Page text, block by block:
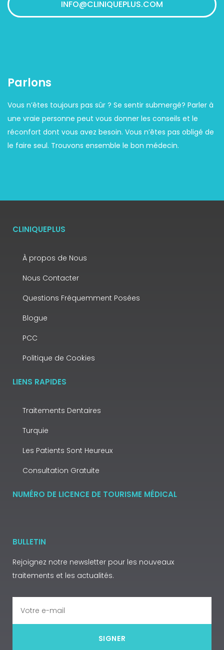
Parlons
Vous n’êtes toujours pas sûr ? Se sentir submergé? Parler à
une vraie personne peut vous donner les conseils et le
réconfort dont vous avez besoin. Vous n’êtes pas obligé de
le faire seul. Trouvons ensemble le bon médecin.
INFO@CLINIQUEPLUS.COM
CLINIQUEPLUS
À propos de Nous
Nous Contacter
Questions Fréquemment Posées
Blogue
PCC
Politique de Cookies
LIENS RAPIDES
Traitements Dentaires
Turquie
Les Patients Sont Heureux
Consultation Gratuite
NUMÉRO DE LICENCE DE TOURISME MÉDICAL
BULLETIN
Rejoignez notre newsletter pour les nouveaux
traitements et les actualités.
SIGNER